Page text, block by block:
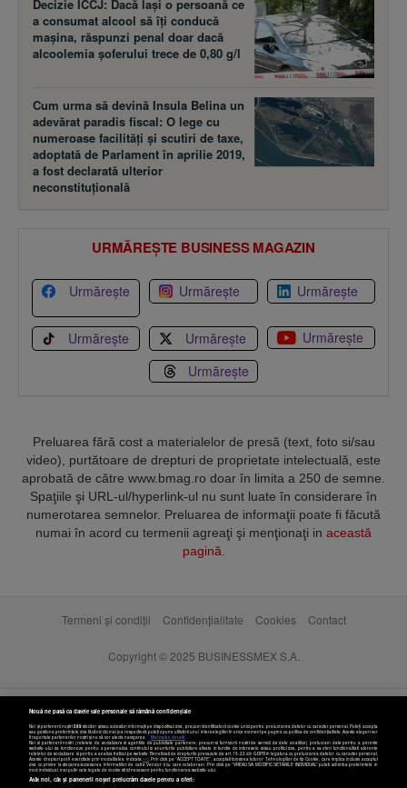
Decizie ÎCCJ: Dacă laşi o persoană ce
a consumat alcool să îţi conducă
maşina, răspunzi penal doar dacă
alcoolemia şoferului trece de 0,80 g/l
Cum urma să devină Insula Belina un
adevărat paradis fiscal: O lege cu
numeroase facilităţi şi scutiri de taxe,
adoptată de Parlament în aprilie 2019,
a fost declarată ulterior
neconstituţională
URMĂREȘTE BUSINESS MAGAZIN
Urmărește Urmărește Urmărește
Urmărește Urmărește
Urmărește
Urmărește
Preluarea fără cost a materialelor de presă (text, foto si/sau
video), purtătoare de drepturi de proprietate intelectuală, este
aprobată de către www.bmag.ro doar în limita a 250 de semne.
Spaţiile şi URL-ul/hyperlink-ul nu sunt luate în considerare în
numerotarea semnelor. Preluarea de informaţii poate fi făcută
numai în acord cu termenii agreaţi şi menţionaţi in această
pagină
Termeni și condiții Confidențialitate Cookies Contact
Copyright © 2025 BUSINESSMEX S.A.
Nouă ne pasă ca datele tale personale să rămână confidențiale
Noi și partenerii noștri589stocăm și/sau accesăm informații pe dispozitivul dvs., precum identificatorii cookie unici pentru prelucrarea datelor cu caracter personal. Puteți accepta
sau gestiona preferințele dvs. făcând clic mai jos, respectiv vă puteți opune utilizării unui interes legitim în orice moment pe pagina cu politica de confidențialitate. Aceste alegeri vor
fi raportate partenerilor noștri și nu vă vor afecta navigarea.
Mai multe detalii
Noi si partenerii nostri (retelele de socializare si agentiile de publicitate partenere, precum si furnizorii nostri de servicii de date analitice) prelucram date pentru a permite
website-ului sa functioneze, pentru a personaliza continutul si anunturile publicitare afisate in functie de interesele si/sau profilul dvs., pentru a va oferi functionalitati aferente
retelelor de socializare si pentru a analiza traficul pe website. Beneficiati de drepturile prevazute de art. 15-22 din GDPR in legatura cu prelucrarea datelor cu caracter personal.
Aceste drepturi pot fi exercitate prin modalitatea indicataaici. Prin click pe “ACCEPT TOATE”, acceptati folosirea tuturor Tehnologiilor de tip Cookie, care implica inclusiv acceptul
dvs. cu privire la stocarea/accesarea informatiilor de catre Vendor-ii cu care colaboram. Prin click pe “VREAU SA MODIFIC SETARILE INDIVIDUAL” puteti schimba preferintele in
mod individual, mai putin cele legate de cookie strict necesare pentru functionarea website-ului.
Atât noi, cât și partenerii noștri prelucrăm datele pentru a oferi: